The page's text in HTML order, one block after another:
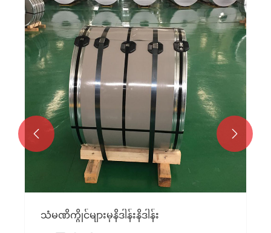
သံမဏိကွိုင်များမှနိဒါန်းနိဒါန်း
 